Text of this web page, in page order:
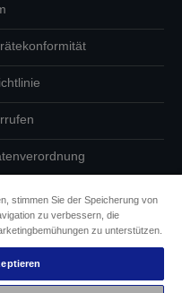
Cookies
Barrierefreiheit
stimmen Sie der Speicherung von
zu verbessern, die
zu unterstützen.